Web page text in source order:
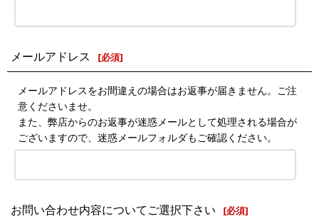
メールアドレス [必須]
メールアドレスをお間違えの場合はお返事が届きません。ご注
意くださいませ。
また、弊店からのお返事が迷惑メールとして処理される場合が
ございますので、迷惑メールフォルダもご確認ください。
お問い合わせ内容についてご選択下さい [必須]